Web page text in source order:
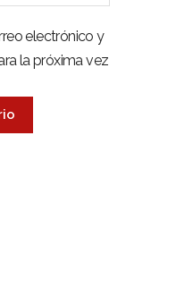
electrónico y
la próxima vez